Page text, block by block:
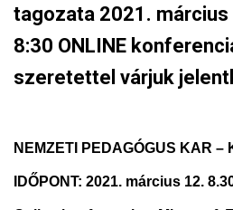
tagozata 2021.
8:30 ONLINE
szeretettel várjuk
NEMZETI PEDAGÓGUS KAR –
IDŐPONT: 2021. március 12.